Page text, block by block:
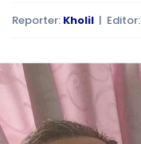
Reporter: Kholil | Editor: